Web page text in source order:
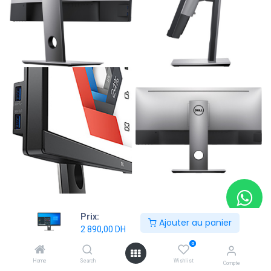
Prix:
2 890,00 DH
Ajouter au panier
Home Search
0
Wishlist Compte
Shop
Écran Dell UltraSharp U2917W – 29" UltraWide FHD | 60 Hz | 5
ms | IPS